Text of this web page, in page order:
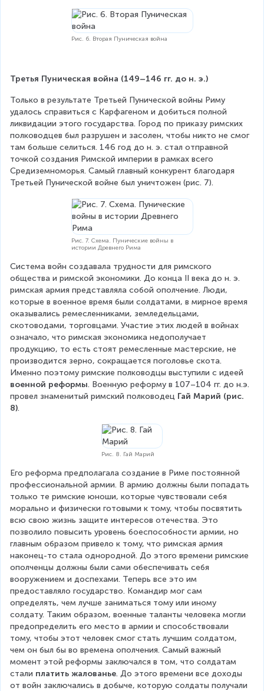
Рис. 6. Вторая Пуническая война
Третья Пуническая война (149–146 гг. до н. э.)
Только в результате Третьей Пунической войны Риму
удалось справиться с Карфагеном и добиться полной
ликвидации этого государства. Город по приказу римских
полководцев был разрушен и засолен, чтобы никто не смог
там больше селиться. 146 год до н. э. стал отправной
точкой создания Римской империи в рамках всего
Средиземноморья. Самый главный конкурент благодаря
Третьей Пунической войне был уничтожен (рис. 7).
Рис. 7. Схема. Пунические войны в
истории Древнего Рима
Система войн создавала трудности для римского
общества и римской экономики. До конца II века до н. э.
римская армия представляла собой ополчение. Люди,
которые в военное время были солдатами, в мирное время
оказывались ремесленниками, земледельцами,
скотоводами, торговцами. Участие этих людей в войнах
означало, что римская экономика недополучает
продукцию, то есть стоят ремесленные мастерские, не
производится зерно, сокращается поголовье скота.
Именно поэтому римские полководцы выступили с идеей
военной реформы. Военную реформу в 107–104 гг. до н.э.
провел знаменитый римский полководец Гай Марий (рис.
8).
Рис. 8. Гай Марий
Его реформа предполагала создание в Риме постоянной
профессиональной армии. В армию должны были попадать
только те римские юноши, которые чувствовали себя
морально и физически готовыми к тому, чтобы посвятить
всю свою жизнь защите интересов отечества. Это
позволило повысить уровень боеспособности армии, но
главным образом привело к тому, что римская армия
наконец-то стала однородной. До этого времени римские
ополченцы должны были сами обеспечивать себя
вооружением и доспехами. Теперь все это им
предоставляло государство. Командир мог сам
определять, чем лучше заниматься тому или иному
солдату. Таким образом, военные таланты человека могли
предопределить его место в армии и способствовали
тому, чтобы этот человек смог стать лучшим солдатом,
чем он был бы во времена ополчения. Самый важный
момент этой реформы заключался в том, что солдатам
стали платить жалованье. До этого времени все доходы
от войн заключались в добыче, которую солдаты получали